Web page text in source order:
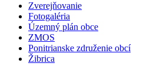
Zverejňovanie
Fotogaléria
Územný plán obce
ZMOS
Ponitrianske združenie obcí
Žibrica